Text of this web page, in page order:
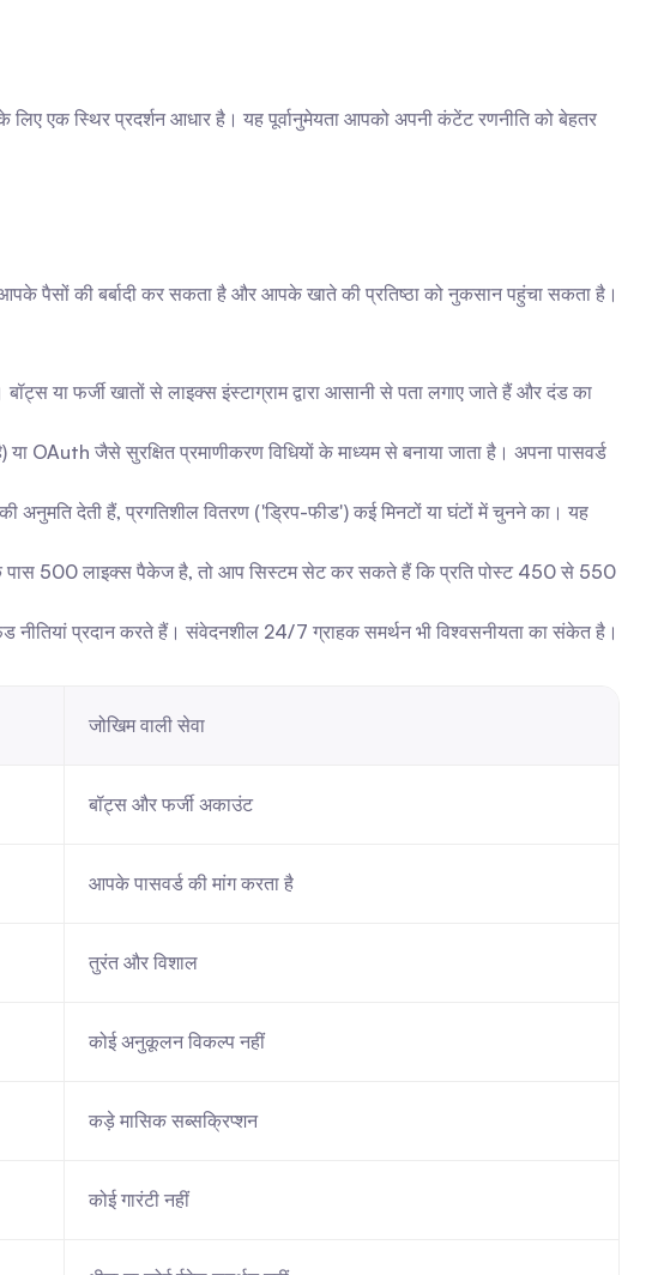
एक स्थिर प्रदर्शन आधार है। यह पूर्वानुमेयता आपको अपनी कंटेंट रणनीति को बेहतर
पैसों की बर्बादी कर सकता है और आपके खाते की प्रतिष्ठा को नुकसान पहुंचा सकता है।
या फर्जी खातों से लाइक्स इंस्टाग्राम द्वारा आसानी से पता लगाए जाते हैं और दंड का
OAuth जैसे सुरक्षित प्रमाणीकरण विधियों के माध्यम से बनाया जाता है। अपना पासवर्ड
अनुमति देती हैं, प्रगतिशील वितरण ('ड्रिप-फीड') कई मिनटों या घंटों में चुनने का। यह
पास 500 लाइक्स पैकेज है, तो आप सिस्टम सेट कर सकते हैं कि प्रति पोस्ट 450 से 550
नीतियां प्रदान करते हैं। संवेदनशील 24/7 ग्राहक समर्थन भी विश्वसनीयता का संकेत है।
जोखिम वाली सेवा
बॉट्स और फर्जी अकाउंट
आपके पासवर्ड की मांग करता है
तुरंत और विशाल
कोई अनुकूलन विकल्प नहीं
कड़े मासिक सब्सक्रिप्शन
कोई गारंटी नहीं